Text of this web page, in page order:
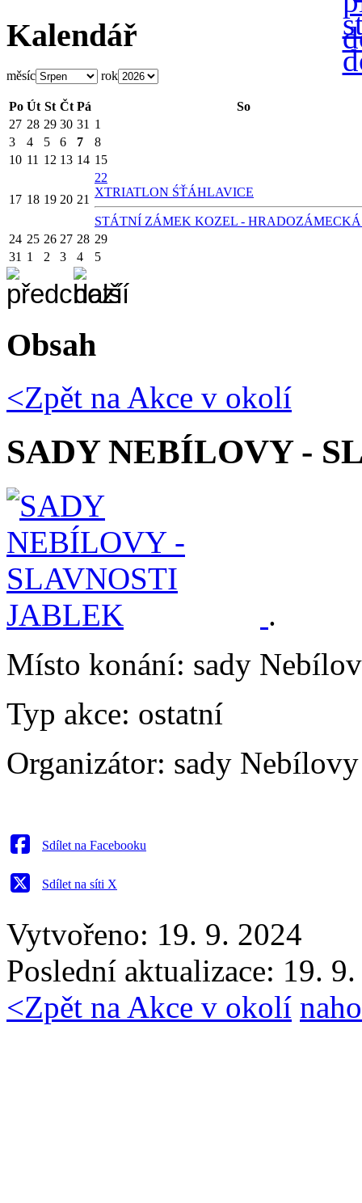
Kalendář
měsíc rok
Po Út St Čt Pá
So
27 28 29 30 31 1
3
4 5 6 7
8
10 11 12 13 14 15
17 18 19 20 21
22
XTRIATLON ŚŤÁHLAVICE
STÁTNÍ ZÁMEK KOZEL -
24 25 26 27 28 29
31 1 2 3 4 5
Obsah
<Zpět na Akce v okolí
SADY NEBÍLOVY -
.
Místo konání: sady
Typ akce: ostatní
Organizátor: sady Nebílovy
Sdílet na Facebooku
Sdílet na síti X
Vytvořeno: 19. 9. 2024
Poslední aktualizace: 19.
<Zpět na Akce v okolí